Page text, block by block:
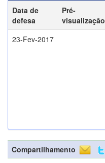
Data de
defesa
Pré-
visualização
23-Fev-2017
Compartilhamento